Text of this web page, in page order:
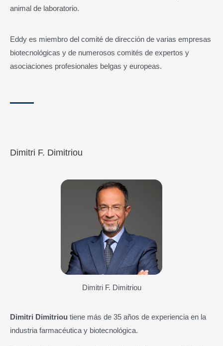
animal de laboratorio.
Eddy es miembro del comité de dirección de varias empresas
biotecnológicas y de numerosos comités de expertos y
asociaciones profesionales belgas y europeas.
Dimitri F. Dimitriou
Dimitri F. Dimitriou
Dimitri Dimitriou tiene más de 35 años de experiencia en la
industria farmacéutica y biotecnológica.